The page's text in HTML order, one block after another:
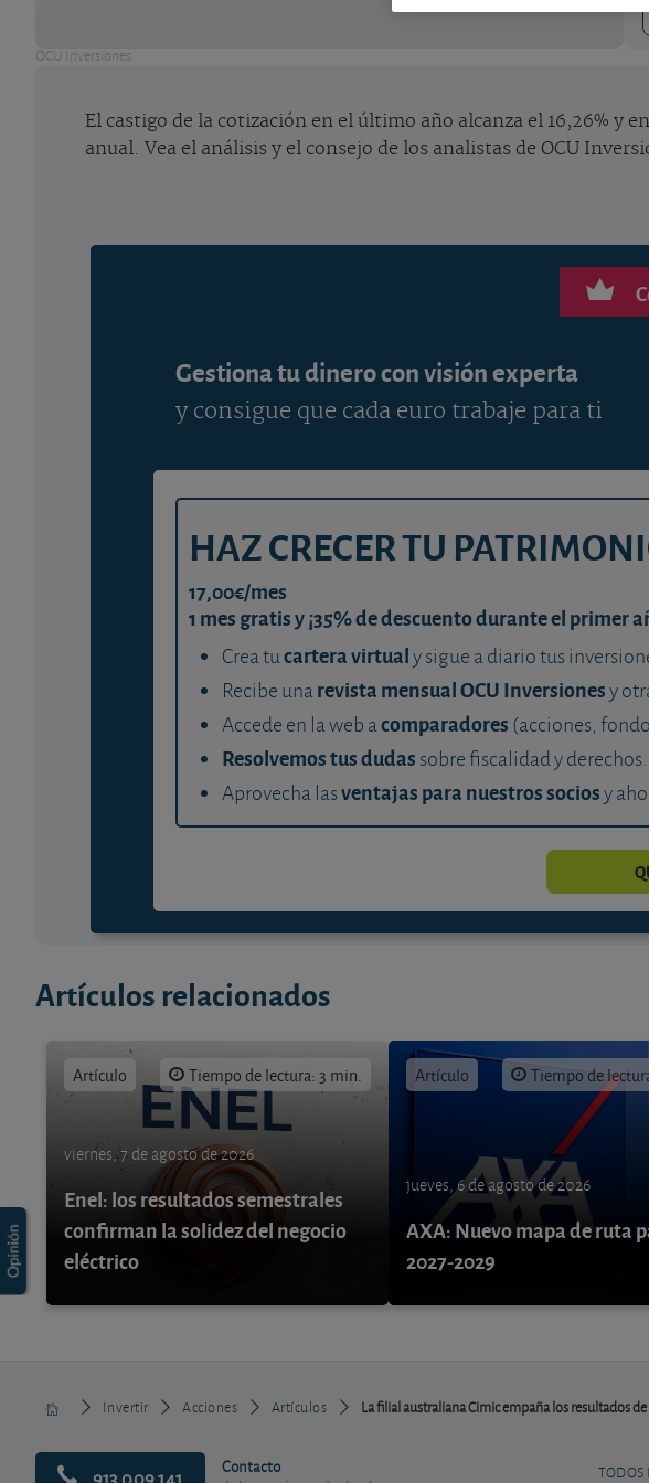
OCU Inversiones
El castigo de la cotización en el último año alcanza el 16,26% y
anual. Vea el análisis y el consejo de los analistas de OCU
Gestiona tu dinero con visión experta
y consigue que cada euro trabaje para ti
HAZ CRECER TU
17,00€/mes
1 mes gratis y ¡35% de descuento durante el primer
Crea tucartera virtualy sigue a diario tus
Recibe unarevista mensual OCU Inversionesy
Accede en la web acomparadores (acciones,
Resolvemos tus dudas sobre fiscalidad y derechos.
Aprovecha lasventajas para nuestros sociosy
Artículos relacionados
Artículo Tiempo de lectura: 3 min.
viernes, 7 de agosto de 2026
Enel: los resultados semestrales
confirman la solidez del negocio
eléctrico
Artículo Tiempo de
jueves, 6 de agosto de 2026
AXA: Nuevo mapa de ruta
2027-2029
Invertir Acciones Artículos La filial australiana Cimic empaña los resultados de
913 009 141 Contacto
TODOS